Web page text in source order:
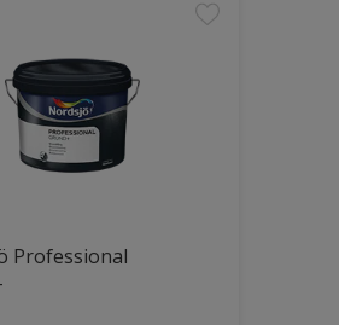
Professional